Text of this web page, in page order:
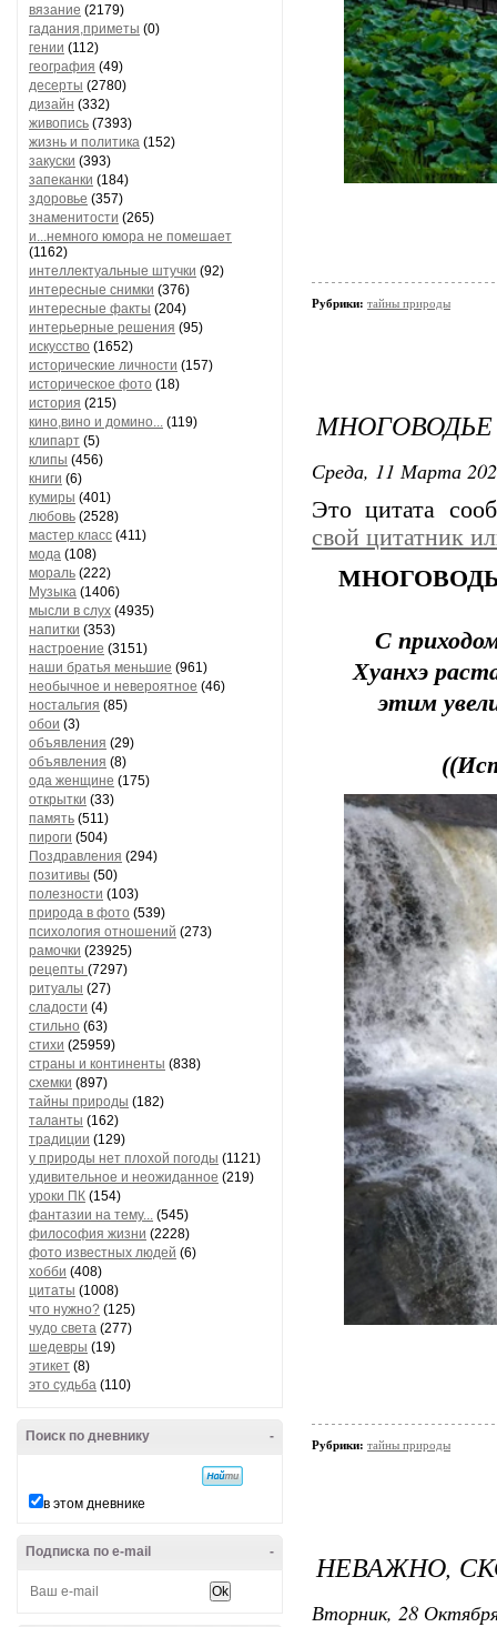
вязание (2179)
гадания,приметы (0)
гении (112)
география (49)
десерты (2780)
дизайн (332)
живопись (7393)
жизнь и политика (152)
закуски (393)
запеканки (184)
здоровье (357)
знаменитости (265)
и...немного юмора не помешает
(1162)
интеллектуальные штучки (92)
интересные снимки (376)
интересные факты (204)
интерьерные решения (95)
искусство (1652)
исторические личности (157)
историческое фото (18)
история (215)
кино,вино и домино... (119)
клипарт (5)
клипы (456)
книги (6)
кумиры (401)
любовь (2528)
мастер класс (411)
мода (108)
мораль (222)
Музыка (1406)
мысли в слух (4935)
напитки (353)
настроение (3151)
наши братья меньшие (961)
необычное и невероятное (46)
ностальгия (85)
обои (3)
объявления (29)
объявления (8)
ода женщине (175)
открытки (33)
память (511)
пироги (504)
Поздравления (294)
позитивы (50)
полезности (103)
природа в фото (539)
психология отношений (273)
рамочки (23925)
рецепты (7297)
ритуалы (27)
сладости (4)
стильно (63)
стихи (25959)
страны и континенты (838)
схемки (897)
тайны природы (182)
таланты (162)
традиции (129)
у природы нет плохой погоды (1121)
удивительное и неожиданное (219)
уроки ПК (154)
фантазии на тему... (545)
философия жизни (2228)
фото известных людей (6)
хобби (408)
цитаты (1008)
что нужно? (125)
чудо света (277)
шедевры (19)
этикет (8)
это судьба (110)
-
Поиск по дневнику
в этом дневнике
-
Подписка по e-mail
Рубрики: тайны природы
Среда, 11 Марта
Это цитата
свой цитатник
С
Хуанхэ
этим
Рубрики: тайны природы
НЕВАЖНО,
Вторник, 28